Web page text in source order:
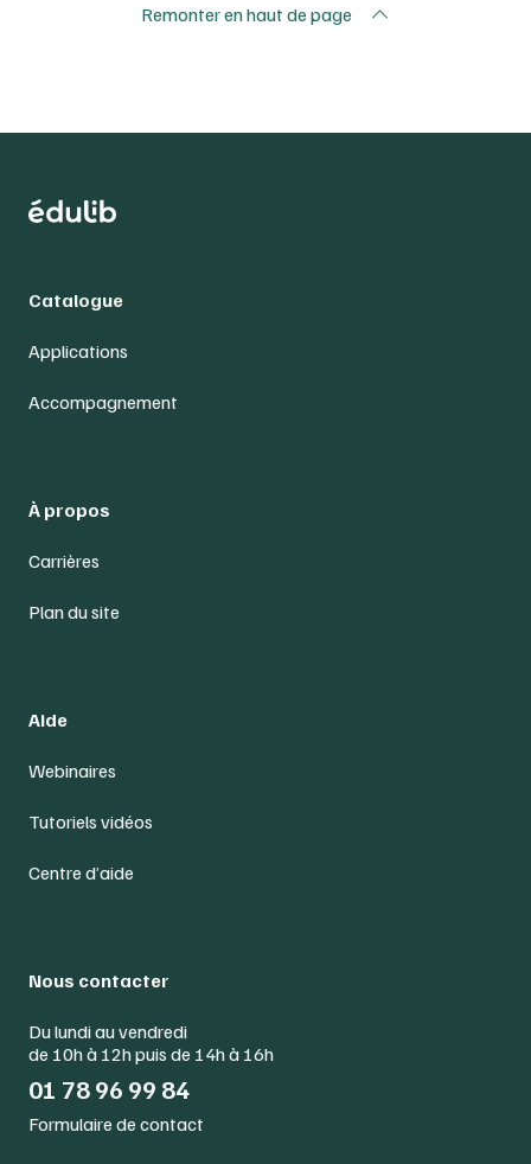
Remonter en haut de page
Catalogue
Applications
Accompagnement
À propos
Carrières
Plan du site
Aide
Webinaires
Tutoriels vidéos
Centre d’aide
Nous contacter
Du lundi au vendredi
de 10h à 12h puis de 14h à 16h
01 78 96 99 84
Formulaire de contact